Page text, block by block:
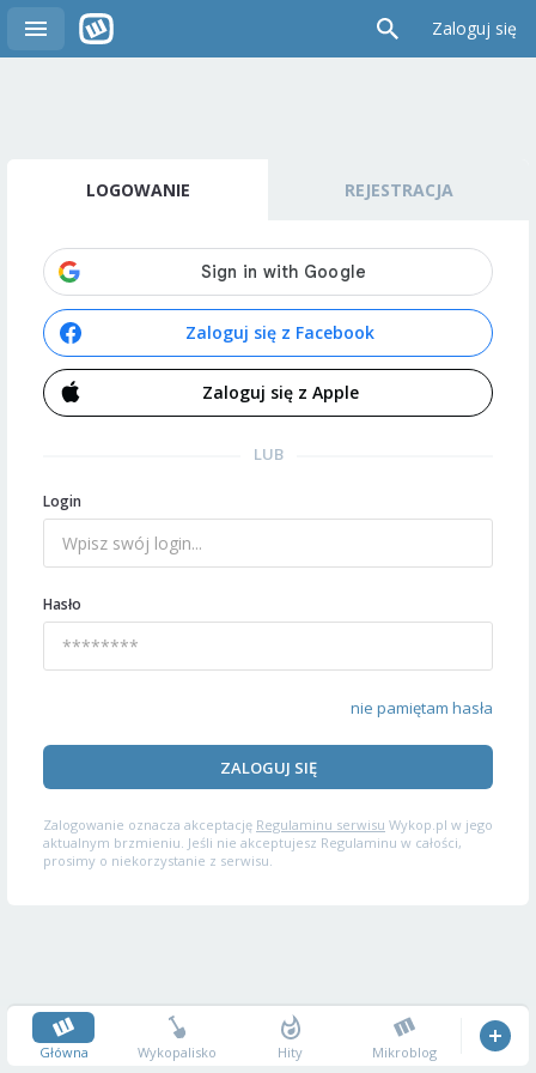
Zaloguj się
LOGOWANIE REJESTRACJA
Zaloguj się z Facebook
Zaloguj się z Apple
LUB
Login
Hasło
nie pamiętam hasła
ZALOGUJ SIĘ
Zalogowanie oznacza akceptację Regulaminu serwisu Wykop.pl w jego
aktualnym brzmieniu. Jeśli nie akceptujesz Regulaminu w całości,
prosimy o niekorzystanie z serwisu.
Główna Wykopalisko Hity Mikroblog